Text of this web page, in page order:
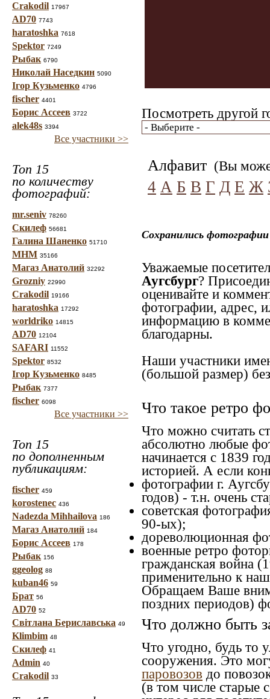
Crakodil 17967
AD70 7743
haratoshka 7618
Spektor 7249
Рыбак 6790
Николай Наседкин 5090
Ігор Кузьменко 4796
fischer 4401
Борис Ассеев 3722
alek48s 3394
Все участники >>
Топ 15
по количеству
фотографий:
mr.seniv 78260
Скилеф 56681
Галина Шаненко 51710
МНМ 35166
Магаз Анатолий 32292
Grozniy 22990
Crakodil 19166
haratoshka 17292
worldriko 14815
AD70 12104
SAFARI 11552
Spektor 8532
Ігор Кузьменко 8485
Рыбак 7377
fischer 6098
Все участники >>
Топ 15
по дополненным
публикациям:
fischer 459
korostenec 436
Nadezda Mihhailova 186
Магаз Анатолий 184
Борис Ассеев 178
Рыбак 156
ggeolog 88
kuban46 59
Брат 56
AD70 52
Світлана Бериславська 49
Klimbim 48
Скилеф 41
Admin 40
Crakodil 33
Посмотреть другой
Алфавит (Вы
4 А Б В Г Д Е Ж
Сохранились фотографии
Уважаемые
Аугсбург?
оценивайте и
фотографии, адрес,
информацию в
благодарны.
Наши участники
(большой размер)
Что такое ретро
Что можно считать
абсолютно любые
начинается с 1839
историей. А если
фотографии г.
годов) - т.н. очень
советская
90-ых);
дореволюционная
военные ретро
гражданская война
применительно к
Обращаем Ваше
поздних периодов)
Что должно быть
Что угодно, будь то
сооружения. Это
паровозов до
(в том числе старые